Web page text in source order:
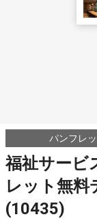
パンフレ
福祉サービ
レット無料
(10435)